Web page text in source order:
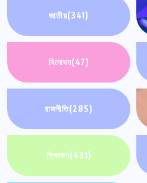
জাতীয়(341)
বিনোদন(47)
রাজনীতি(285)
শিক্ষাঙ্গন(431)